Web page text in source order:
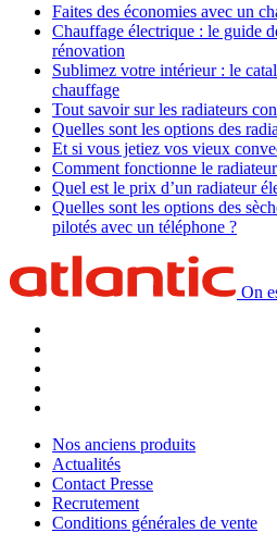
Faites des économies avec un
Chauffage électrique : le guide
rénovation
Sublimez votre intérieur : le
chauffage
Tout savoir sur les radiateurs
Quelles sont les options des
Et si vous jetiez vos vieux
Comment fonctionne le
Quel est le prix d’un radiateur
Quelles sont les options des
pilotés avec un téléphone ?
On
Nos anciens produits
Actualités
Contact Presse
Recrutement
Conditions générales de vente